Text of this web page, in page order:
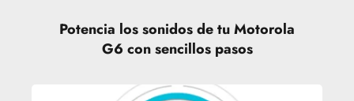
Potencia los sonidos de tu Motorola
G6 con sencillos pasos